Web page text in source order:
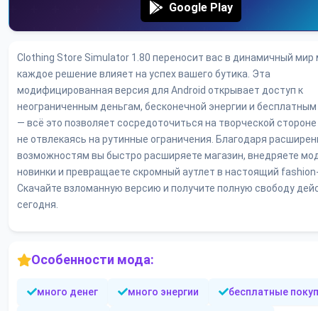
Google Play
Clothing Store Simulator 1.80 переносит вас в динамичный мир
каждое решение влияет на успех вашего бутика. Эта
модифицированная версия для Android открывает доступ к
неограниченным деньгам, бесконечной энергии и
— всё это позволяет сосредоточиться на творческой
не отвлекаясь на рутинные ограничения. Благодаря
возможностям вы быстро расширяете магазин, внедряете
новинки и превращаете скромный аутлет в настоящий
Скачайте взломанную версию и получите полную свободу
сегодня.
Особенности мода:
много денег много энергии бесплатные